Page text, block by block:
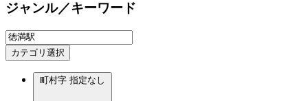
ジャンル／キーワード
カテゴリ選択
町村字 指定なし